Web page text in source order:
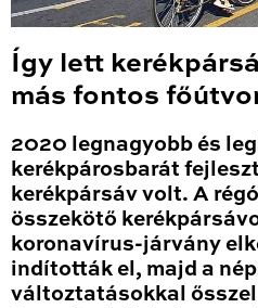
Így lett
más fontos
2020 legnagyobb és
kerékpárosbarát
kerékpársáv volt. A
összekötő
koronavírus-járvány
indították el, majd a
változtatásokkal